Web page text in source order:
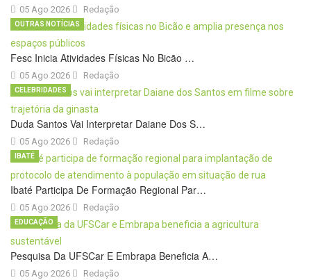
05 Ago 2026 Redação
Fesc Inicia Atividades Físicas No Bicão …
05 Ago 2026
OUTRAS NOTÍCIAS
Redação
Duda Santos Vai Interpretar Daiane Dos S…
05 Ago 2026
CELEBRIDADES
Redação
Ibaté Participa De Formação Regional Par…
05 Ago 2026
IBATÉ
Redação
Pesquisa Da UFSCar E Embrapa Beneficia A…
05 Ago 2026
EDUCAÇÃO
Redação